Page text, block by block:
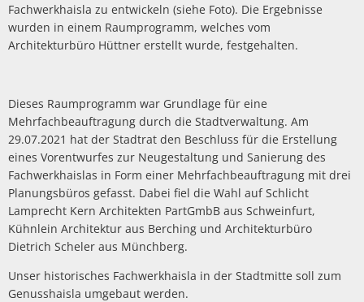
Fachwerkhaisla zu entwickeln (siehe Foto). Die Ergebnisse
wurden in einem Raumprogramm, welches vom
Architekturbüro Hüttner erstellt wurde, festgehalten.
Dieses Raumprogramm war Grundlage für eine
Mehrfachbeauftragung durch die Stadtverwaltung. Am
29.07.2021 hat der Stadtrat den Beschluss für die Erstellung
eines Vorentwurfes zur Neugestaltung und Sanierung des
Fachwerkhaislas in Form einer Mehrfachbeauftragung mit drei
Planungsbüros gefasst. Dabei fiel die Wahl auf Schlicht
Lamprecht Kern Architekten PartGmbB aus Schweinfurt,
Kühnlein Architektur aus Berching und Architekturbüro
Dietrich Scheler aus Münchberg.
Unser historisches Fachwerkhaisla in der Stadtmitte soll zum
Genusshaisla umgebaut werden.